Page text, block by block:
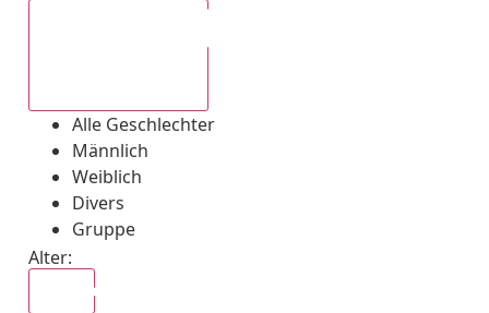
Alle Geschlechter
Männlich
Weiblich
Divers
Gruppe
Alter: